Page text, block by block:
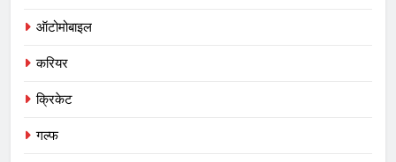
ऑटोमोबाइल
करियर
क्रिकेट
गल्फ